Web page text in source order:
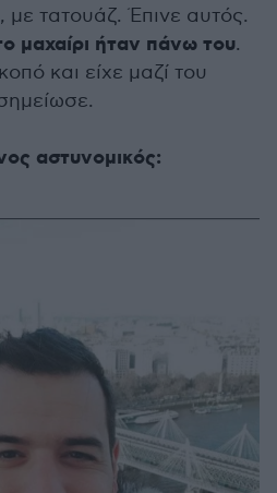
με τατουάζ. Έπινε αυτός.
μαχαίρι ήταν πάνω του.
και είχε μαζί του
αστυνομικός: